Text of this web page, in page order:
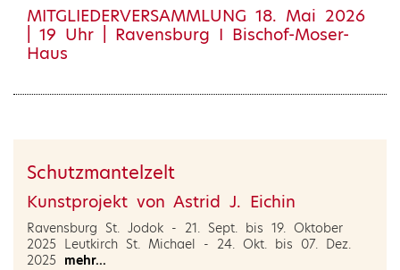
MITGLIEDERVERSAMMLUNG 18. Mai 2026
| 19 Uhr | Ravensburg I Bischof-Moser-
Haus
Schutzmantelzelt
Kunstprojekt von Astrid J. Eichin
Ravensburg St. Jodok - 21. Sept. bis 19. Oktober
2025 Leutkirch St. Michael - 24. Okt. bis 07. Dez.
2025 mehr...